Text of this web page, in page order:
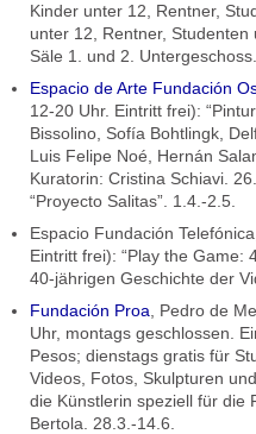
Kinder unter 12, Rentner,
unter 12, Rentner, Studenten
Säle 1. und 2. Untergeschoss.
Espacio de Arte Fundación
12-20 Uhr. Eintritt frei):
Bissolino, Sofía Bohtlingk,
Luis Felipe Noé, Hernán
Kuratorin: Cristina Schiavi.
“Proyecto Salitas”. 1.4.-2.5.
Espacio Fundación
Eintritt frei): “Play the Game:
40-jährigen Geschichte der
Fundación Proa , Pedro de
Uhr, montags geschlossen.
Pesos; dienstags gratis für
Videos, Fotos, Skulpturen
die Künstlerin speziell für die
Bertola. 28.3.-14.6.